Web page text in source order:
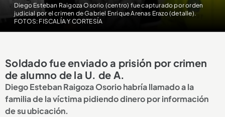
Diego Esteban Raigoza Osorio (centro) fue capturado por orden
judicial por el crimen de Gabriel Enrique Arenas Erazo (detalle).
FOTOS: FISCALÍA Y CORTESÍA
Soldado fue enviado a prisión por crimen
de alumno de la U. de A.
Diego Esteban Raigoza Osorio habría llamado a la
familia de la víctima pidiendo dinero por información
de su ubicación.